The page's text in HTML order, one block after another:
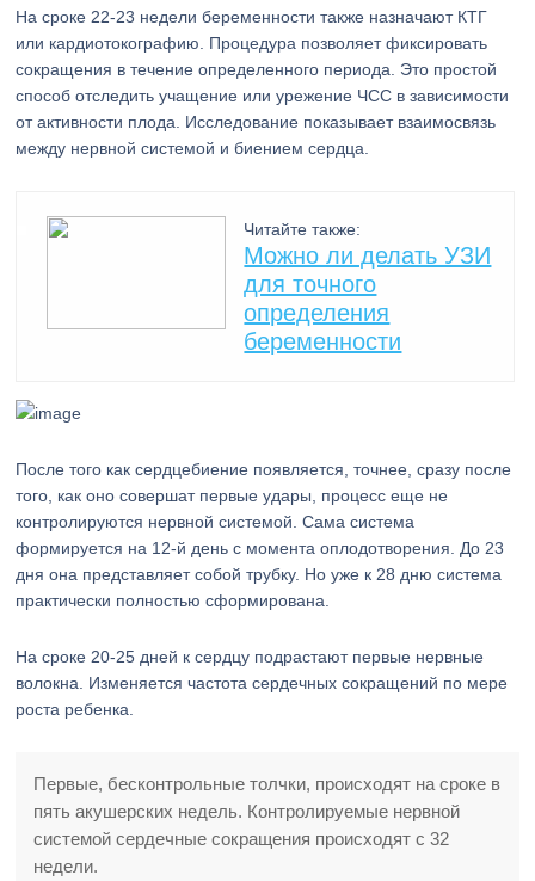
На сроке 22-23 недели беременности также назначают КТГ
или кардиотокографию. Процедура позволяет фиксировать
сокращения в течение определенного периода. Это простой
способ отследить учащение или урежение ЧСС в зависимости
от активности плода. Исследование показывает взаимосвязь
между нервной системой и биением сердца.
Читайте также:
Можно ли делать УЗИ
для точного
определения
беременности
После того как сердцебиение появляется, точнее, сразу после
того, как оно совершат первые удары, процесс еще не
контролируются нервной системой. Сама система
формируется на 12-й день с момента оплодотворения. До 23
дня она представляет собой трубку. Но уже к 28 дню система
практически полностью сформирована.
На сроке 20-25 дней к сердцу подрастают первые нервные
волокна. Изменяется частота сердечных сокращений по мере
роста ребенка.
Первые, бесконтрольные толчки, происходят на сроке в
пять акушерских недель. Контролируемые нервной
системой сердечные сокращения происходят с 32
недели.